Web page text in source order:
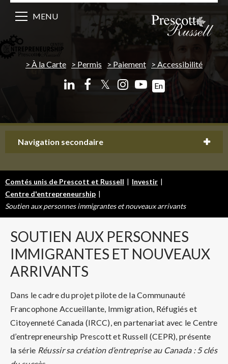
À la Carte Permis Paiement Accessibilité
𝕏 En
MENU
Navigation secondaire
Comtés unis de Prescott et Russell | Investir |
Centre d'entrepreneurship |
Soutien aux personnes immigrantes et nouveaux arrivants
SOUTIEN AUX PERSONNES
IMMIGRANTES ET NOUVEAUX
ARRIVANTS
Dans le cadre du projet pilote de la Communauté
Francophone Accueillante, Immigration, Réfugiés et
Citoyenneté Canada (IRCC), en partenariat avec le Centre
d’entrepreneurship Prescott et Russell (CEPR), présente
la série Réussir sa création d’entreprise au Canada : 5 clés